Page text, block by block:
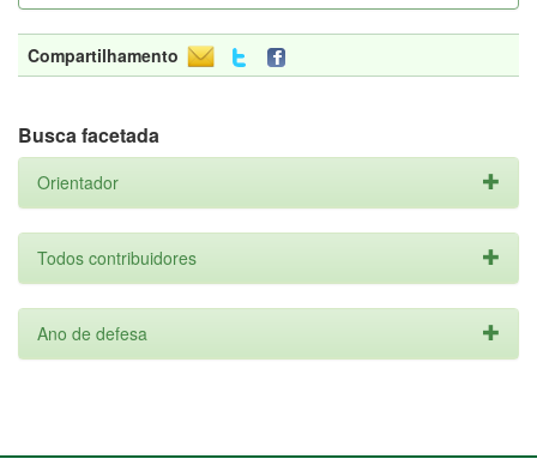
Compartilhamento
Busca facetada
Orientador
Todos contribuidores
Ano de defesa